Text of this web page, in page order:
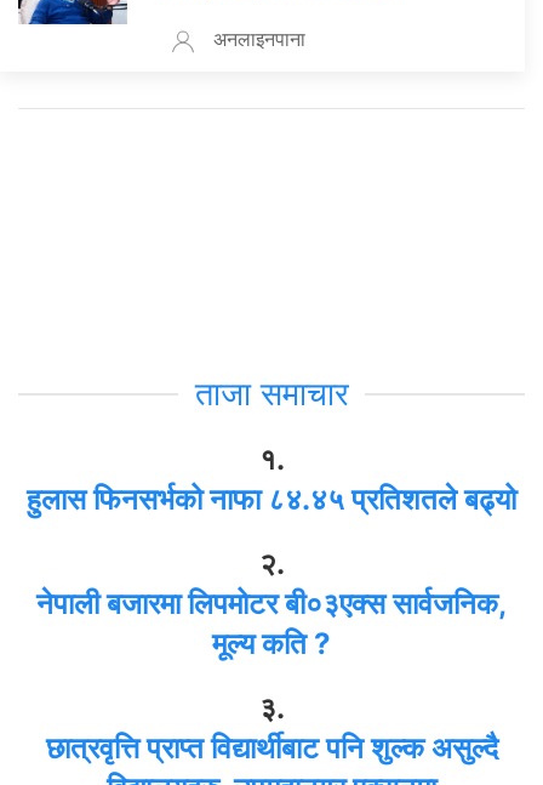
अनलाइनपाना
ताजा समाचार
१.
हुलास फिनसर्भको नाफा ८४.४५ प्रतिशतले बढ्यो
२.
नेपाली बजारमा लिपमोटर बी०३एक्स सार्वजनिक,
मूल्य कति ?
३.
छात्रवृत्ति प्राप्त विद्यार्थीबाट पनि शुल्क असुल्दै